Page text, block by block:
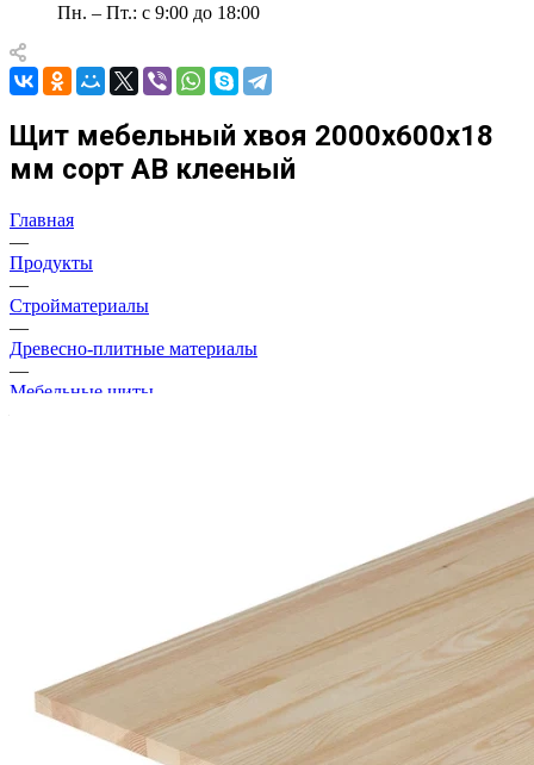
Пн. – Пт.: с 9:00 до 18:00
Щит мебельный хвоя 2000х600х18
мм сорт АВ клееный
Главная
—
Продукты
—
Стройматериалы
—
Древесно-плитные материалы
—
Мебельные щиты